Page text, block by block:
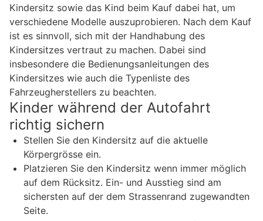
Kindersitz sowie das Kind beim Kauf dabei hat, um
verschiedene Modelle auszuprobieren. Nach dem Kauf
ist es sinnvoll, sich mit der Handhabung des
Kindersitzes vertraut zu machen. Dabei sind
insbesondere die Bedienungsanleitungen des
Kindersitzes wie auch die Typenliste des
Fahrzeugherstellers zu beachten.
Kinder während der Autofahrt
richtig sichern
Stellen Sie den Kindersitz auf die aktuelle
Körpergrösse ein.
Platzieren Sie den Kindersitz wenn immer möglich
auf dem Rücksitz. Ein- und Ausstieg sind am
sichersten auf der dem Strassenrand zugewandten
Seite.